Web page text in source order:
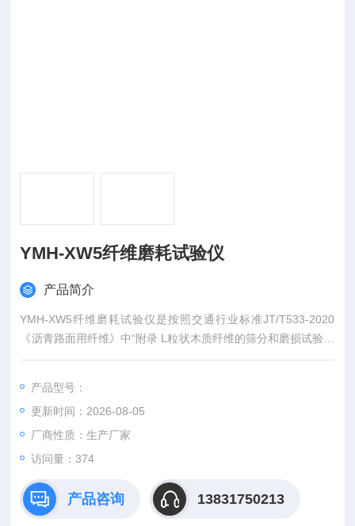
YMH-XW5纤维磨耗试验仪
产品简介
YMH-XW5纤维磨耗试验仪是按照交通行业标准JT/T533-2020
《沥青路面用纤维》中“附录 L粒状木质纤维的筛分和磨损试验方
法"的相关要求设计制造的。本磨耗仪将粒状木质纤维置于研磨系
行筛分，进而完成对粒状木质纤维研磨筛分后的质量分析。
产品型号：
更新时间：2026-08-05
厂商性质：生产厂家
访问量：374
产品咨询 13831750213